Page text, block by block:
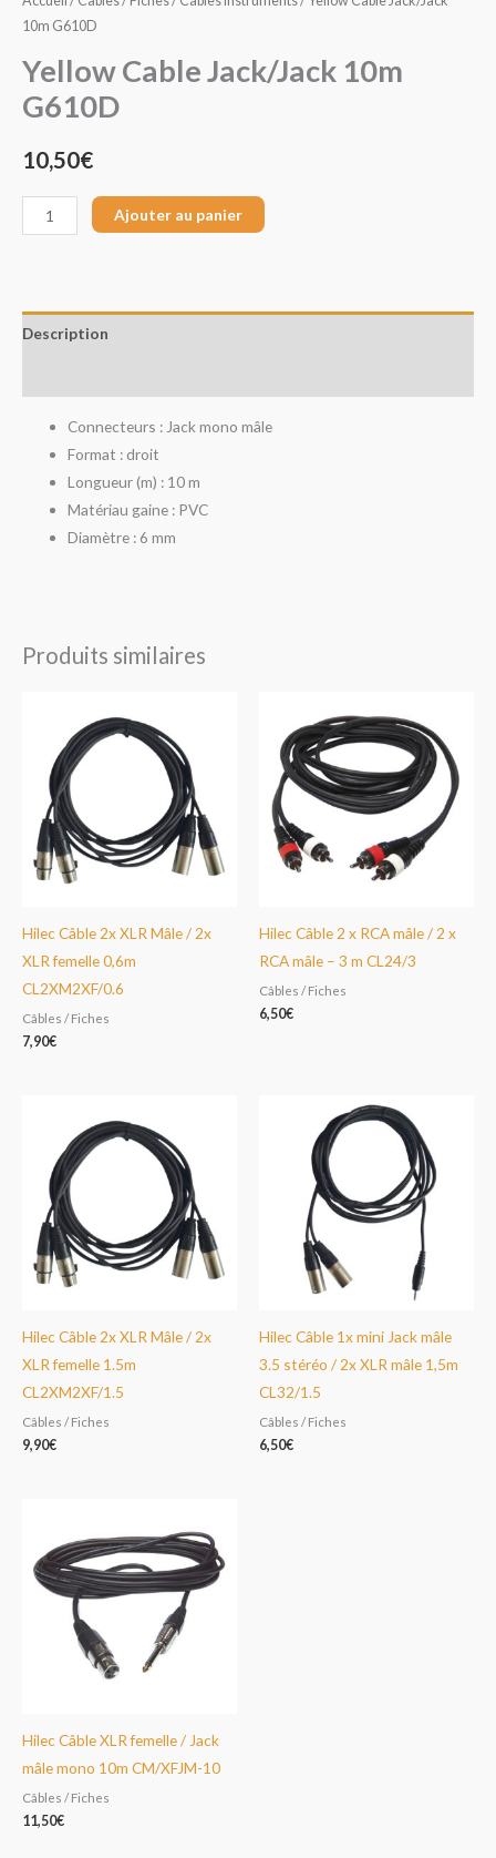
10m G610D
Yellow Cable Jack/Jack 10m
G610D
10,50€
10m
Ajouter au panier
Description
Connecteurs : Jack mono mâle
Format : droit
Longueur (m) : 10 m
Matériau gaine : PVC
Diamètre : 6 mm
Produits similaires
Hilec Câble 2x XLR Mâle / 2x
XLR femelle 0,6m
CL2XM2XF/0.6
Câbles / Fiches
7,90€
Hilec Câble 2 x RCA mâle / 2 x
RCA mâle – 3 m CL24/3
Câbles / Fiches
6,50€
Hilec Câble 2x XLR Mâle / 2x
XLR femelle 1.5m
CL2XM2XF/1.5
Câbles / Fiches
9,90€
Hilec Câble 1x mini Jack mâle
3.5 stéréo / 2x XLR mâle 1,5m
CL32/1.5
Câbles / Fiches
6,50€
Hilec Câble XLR femelle / Jack
mâle mono 10m CM/XFJM-10
Câbles / Fiches
11,50€